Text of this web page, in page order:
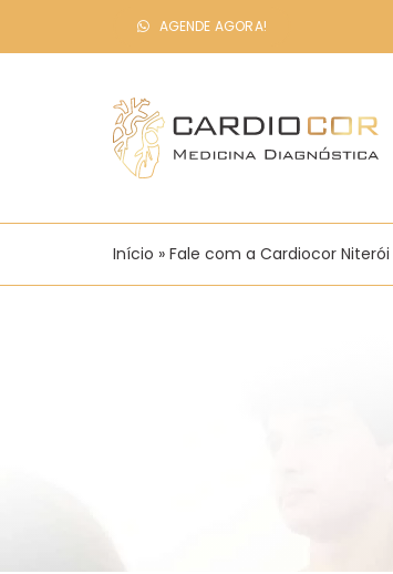
AGENDE AGORA!
Início » Fale com a Cardiocor Niterói